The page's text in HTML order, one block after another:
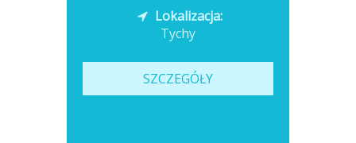
Lokalizacja:
Tychy
SZCZEGÓŁY